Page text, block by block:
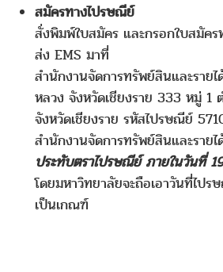
สมัครทางไปรษณีย์
สั่งพิมพ์ใบสมัคร และกรอกใบสมัค
ส่ง EMS มาที่
สำนักงานจัดการทรัพย์สินและราย
หลวง จังหวัดเชียงราย 333 หมู่ 1
จังหวัดเชียงราย รหัสไปรษณีย์
สำนักงานจัดการทรัพย์สินและรายไ
ประทับตราไปรษณีย์ ภายในวันที่
โดยมหาวิทยาลัยจะถือเอาวันที่ไป
เป็นเกณฑ์